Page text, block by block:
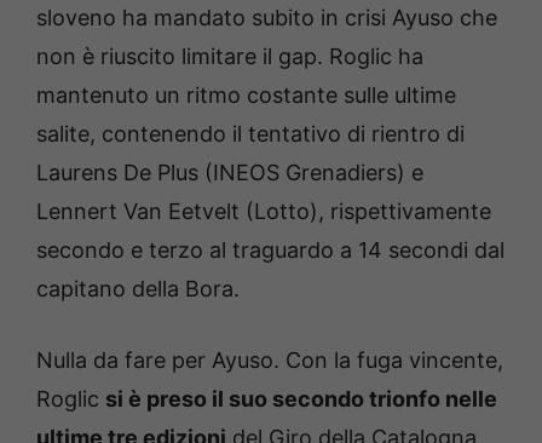
sloveno ha mandato subito in crisi Ayuso che
non è riuscito limitare il gap. Roglic ha
mantenuto un ritmo costante sulle ultime
salite, contenendo il tentativo di rientro di
Laurens De Plus (INEOS Grenadiers) e
Lennert Van Eetvelt (Lotto), rispettivamente
secondo e terzo al traguardo a 14 secondi dal
capitano della Bora.
Nulla da fare per Ayuso. Con la fuga vincente,
Roglic si è preso il suo secondo trionfo nelle
ultime tre edizioni del Giro della Catalogna